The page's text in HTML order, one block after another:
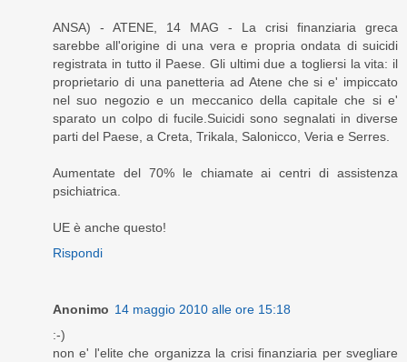
ANSA) - ATENE, 14 MAG - La crisi finanziaria greca
sarebbe all'origine di una vera e propria ondata di suicidi
registrata in tutto il Paese. Gli ultimi due a togliersi la vita: il
proprietario di una panetteria ad Atene che si e' impiccato
nel suo negozio e un meccanico della capitale che si e'
sparato un colpo di fucile.Suicidi sono segnalati in diverse
parti del Paese, a Creta, Trikala, Salonicco, Veria e Serres.
Aumentate del 70% le chiamate ai centri di assistenza
psichiatrica.
UE è anche questo!
Rispondi
Anonimo 14 maggio 2010 alle ore 15:18
:-)
non e' l'elite che organizza la crisi finanziaria per svegliare